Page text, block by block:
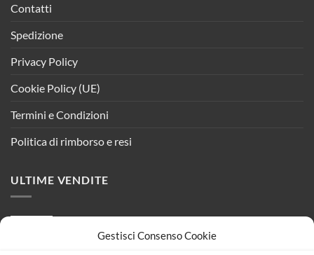
Gestisci Consenso Cookie
Contatti
Spedizione
Privacy Policy
Cookie Policy (UE)
Termini e Condizioni
Politica di rimborso e resi
ULTIME VENDITE
Posti/Moduli 507, Serie Satinato Compatibile Con